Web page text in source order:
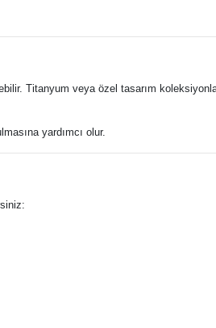
Titanyum veya özel tasarım
yardımcı olur.